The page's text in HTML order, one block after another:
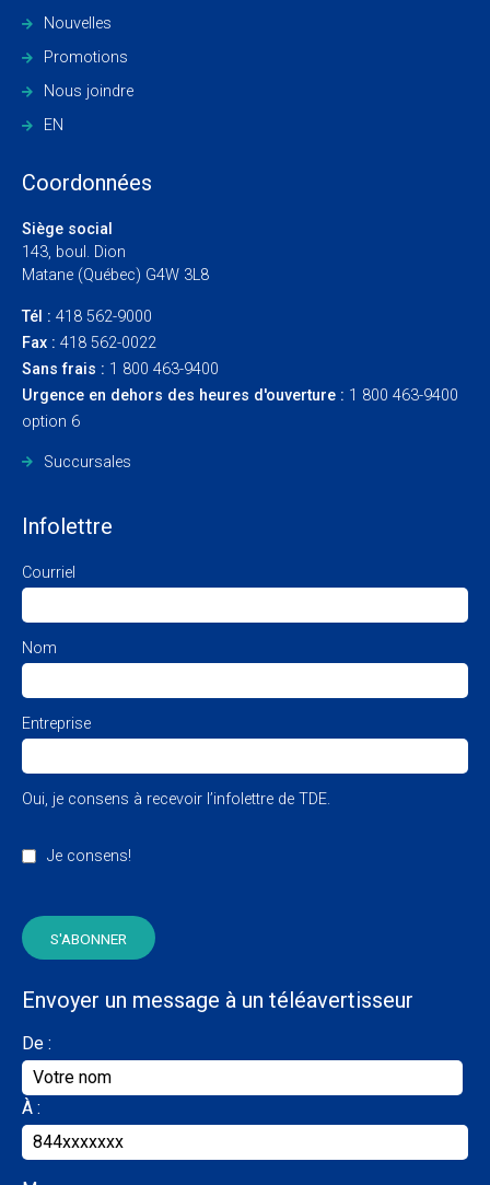
Nouvelles
Promotions
Nous joindre
EN
Coordonnées
Siège social
143, boul. Dion
Matane (Québec) G4W 3L8
Tél : 418 562-9000
Fax : 418 562-0022
Sans frais : 1 800 463-9400
Urgence en dehors des heures d'ouverture : 1 800 463-9400
option 6
Succursales
Infolettre
Courriel
Nom
Entreprise
Oui, je consens à recevoir l’infolettre de TDE.
Je consens!
Envoyer un message à un téléavertisseur
De :
À :